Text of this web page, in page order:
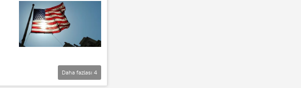
Daha fazlası 4